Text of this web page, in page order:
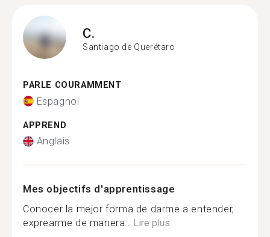
C.
Santiago de Querétaro
PARLE COURAMMENT
Espagnol
APPREND
Anglais
Mes objectifs d'apprentissage
Conocer la mejor forma de darme a entender,
exprearme de manera...Lire plus